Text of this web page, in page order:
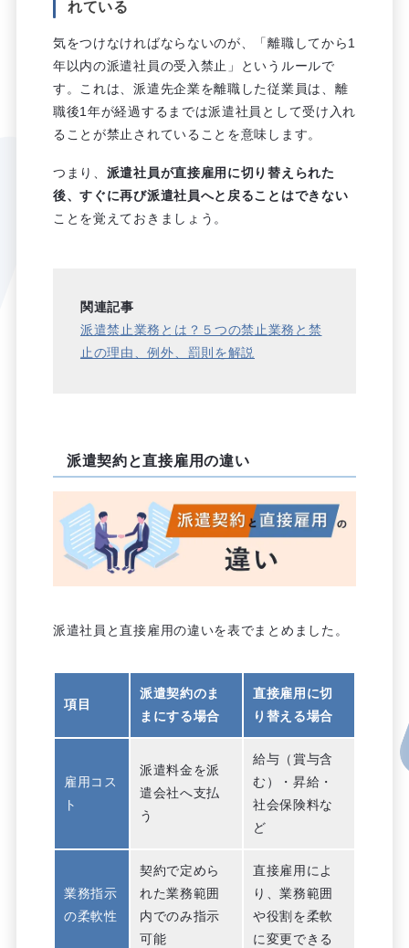
れている
気をつけなければならないのが、「離職してから1
年以内の派遣社員の受入禁止」というルールで
す。これは、派遣先企業を離職した従業員は、離
職後1年が経過するまでは派遣社員として受け入れ
ることが禁止されていることを意味します。
つまり、 派遣社員が直接雇用に切り替えられた
後、すぐに再び派遣社員へと戻ることはできない
ことを覚えておきましょう。
関連記事
派遣禁止業務とは？５つの禁止業務と禁
止の理由、例外、罰則を解説
派遣契約と直接雇用の違い
派遣社員と直接雇用の違いを表でまとめました。
項目
派遣契約のま
まにする場合
直接雇用に切
り替える場合
雇用コス
ト
派遣料金を派
遣会社へ支払
う
給与（賞与含
む）・昇給・
社会保険料な
ど
業務指示
の柔軟性
契約で定めら
れた業務範囲
内でのみ指示
可能
直接雇用によ
り、業務範囲
や役割を柔軟
に変更できる